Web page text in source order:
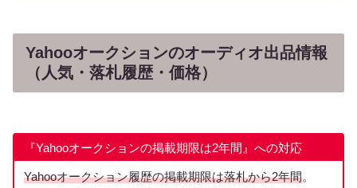
Yahooオークションのオーディオ出品情報
（人気・落札履歴・価格）
『Yahooオークションの掲載期限は2年間』への対応
Yahooオークション履歴の掲載期限は落札から2年間。